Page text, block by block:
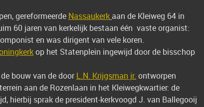
gereformeerde Nassaukerk aan de Kleiweg 64 in
60 jaren van kerkelijk bestaan één vaste organist:
en was dirigent van vele koren.
op het Statenplein ingewijd door de bisschop
bouw van de doorL.N. Krijgsman jr. ontworpen
aan de Rozenlaan in het Kleiwegkwartier: de
hierbij sprak de president-kerkvoogd J. van Ballegooij